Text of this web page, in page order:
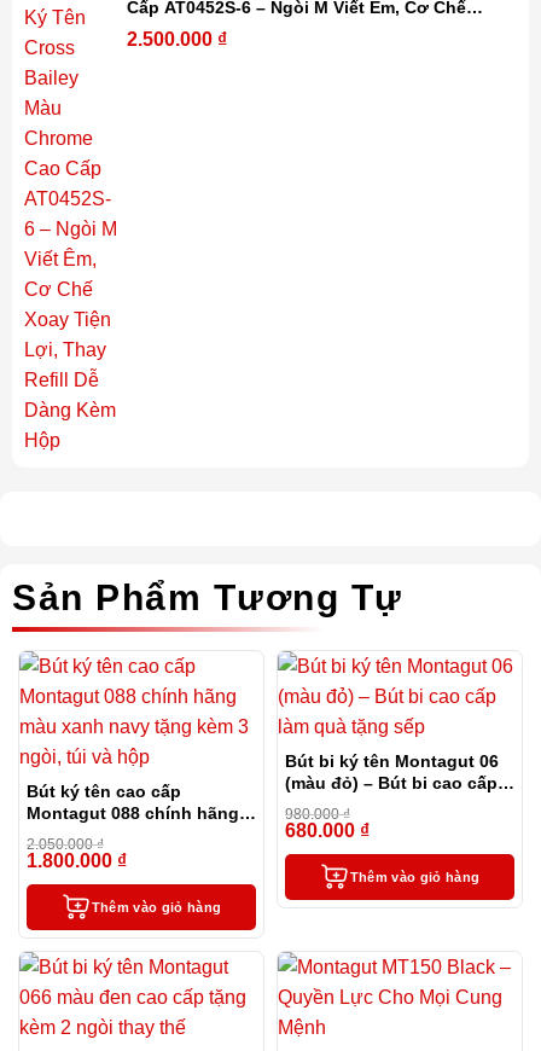
Cấp AT0452S-6 – Ngòi M Viết Êm, Cơ Chế
Xoay Tiện Lợi, Thay Refill Dễ Dàng Kèm Hộp
2.500.000 ₫
Sản Phẩm Tương Tự
Bút ký tên cao cấp
Montagut 088 chính hãng
màu xanh navy tặng kèm 3
ngòi, túi và hộp
2.050.000₫
1.800.000 ₫
Thêm vào giỏ hàng
Bút bi ký tên Montagut 06
(màu đỏ) – Bút bi cao cấp
làm quà tặng sếp
980.000₫
680.000 ₫
Thêm vào giỏ hàng